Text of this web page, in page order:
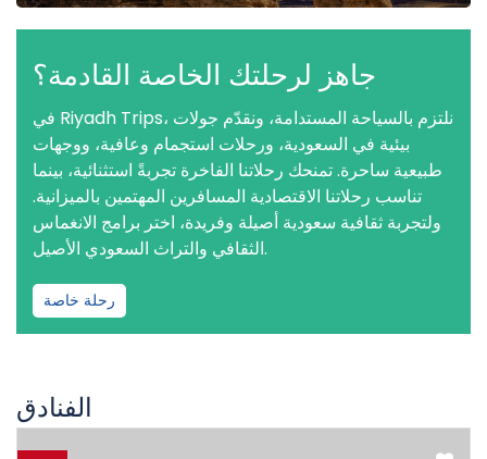
جاهز لرحلتك الخاصة القادمة؟
في Riyadh Trips، نلتزم بالسياحة المستدامة، ونقدّم جولات
بيئية في السعودية، ورحلات استجمام وعافية، ووجهات
طبيعية ساحرة. تمنحك رحلاتنا الفاخرة تجربةً استثنائية، بينما
تناسب رحلاتنا الاقتصادية المسافرين المهتمين بالميزانية.
ولتجربة ثقافية سعودية أصيلة وفريدة، اختر برامج الانغماس
الثقافي والتراث السعودي الأصيل.
رحلة خاصة
الفنادق